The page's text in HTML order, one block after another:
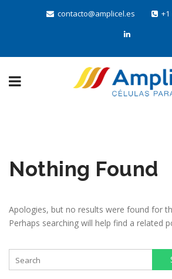
contacto@amplicel.es +1
Nothing Found
Apologies, but no results were found for
Perhaps searching will help find a related